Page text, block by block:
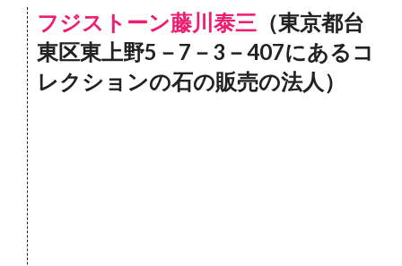
フジストーン藤川泰三 （東京都台
東区東上野5－7－3－407にあるコ
レクションの石の販売の法人）